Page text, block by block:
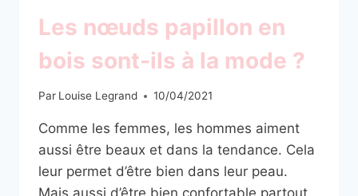
Les nœuds papillon en
bois sont-ils à la mode ?
Par Louise Legrand 10/04/2021
Comme les femmes, les hommes aiment
aussi être beaux et dans la tendance. Cela
leur permet d’être bien dans leur peau.